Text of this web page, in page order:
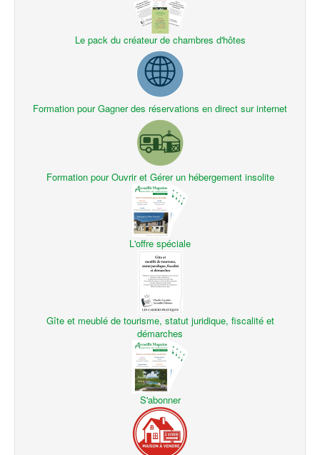
Le pack du créateur de chambres d'hôtes
Formation pour Gagner des réservations en direct sur internet
Formation pour Ouvrir et Gérer un hébergement insolite
L'offre spéciale
Gîte et meublé de tourisme, statut juridique, fiscalité et
démarches
S'abonner